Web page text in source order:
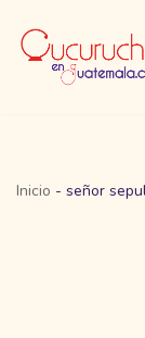
Saltar
Inicio - señor